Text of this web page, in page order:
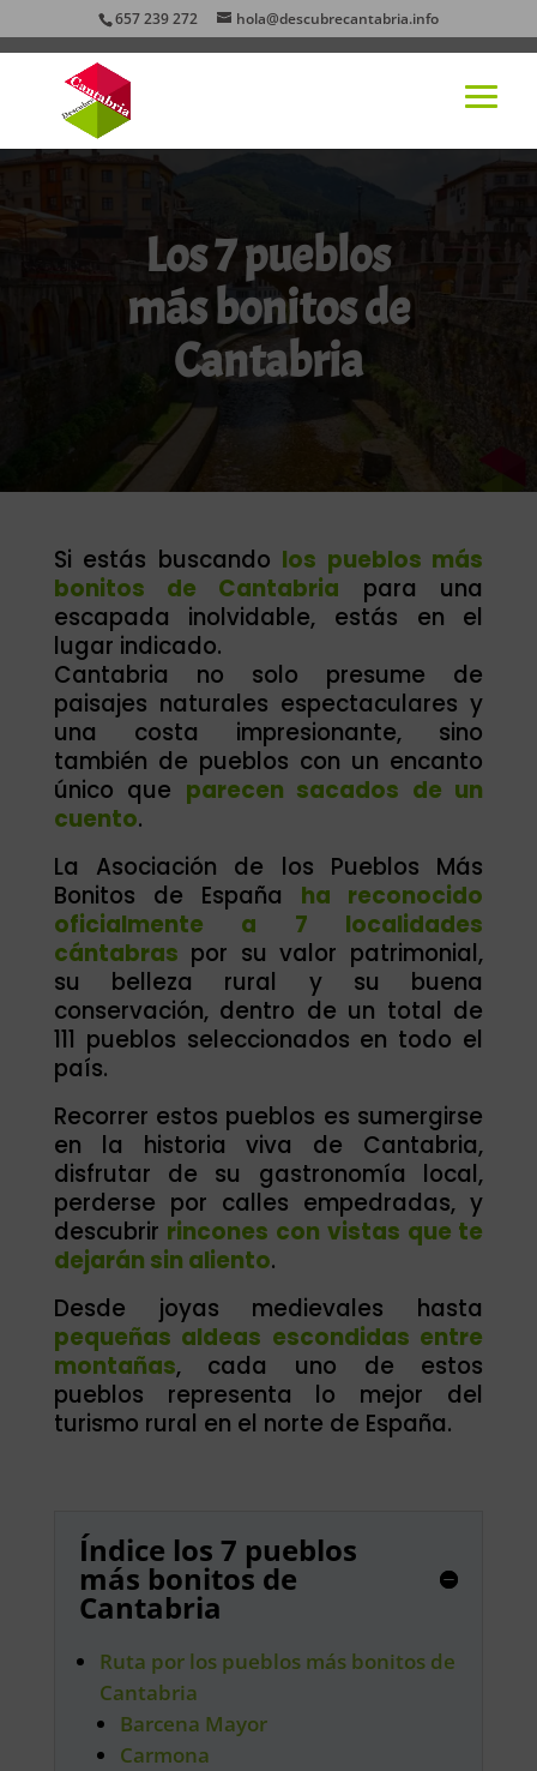
657 239 272 hola@descubrecantabria.info
Los 7 pueblos
más bonitos de
Cantabria
Si estás buscando los pueblos más
bonitos de Cantabria para una
escapada inolvidable, estás en el
lugar indicado.
Cantabria no solo presume de
paisajes naturales espectaculares y
una costa impresionante, sino
también de pueblos con un encanto
único que parecen sacados de un
cuento.
La Asociación de los Pueblos Más
Bonitos de España ha reconocido
oficialmente a 7 localidades
cántabras por su valor patrimonial,
su belleza rural y su buena
conservación, dentro de un total de
111 pueblos seleccionados en todo el
país.
Recorrer estos pueblos es sumergirse
en la historia viva de Cantabria,
disfrutar de su gastronomía local,
perderse por calles empedradas, y
descubrir rincones con vistas que te
dejarán sin aliento.
Desde joyas medievales hasta
pequeñas aldeas escondidas entre
montañas, cada uno de estos
pueblos representa lo mejor del
turismo rural en el norte de España.
Índice los 7 pueblos
más bonitos de
Cantabria
Ruta por los pueblos más bonitos de
Cantabria
Barcena Mayor
Carmona